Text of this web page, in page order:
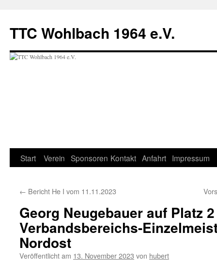
springen
TTC Wohlbach 1964 e.V.
Start Verein Sponsoren Kontakt Anfahrt Impressum
← Bericht He I vom 11.11.2023
Georg Neugebauer auf Platz
Verbandsbereichs-
Nordost
Veröffentlicht am 13. November 2023 von hubert